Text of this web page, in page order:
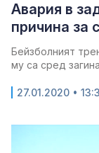
Авария в
причина за
Бейзболният
му са сред
27.01.2020 •